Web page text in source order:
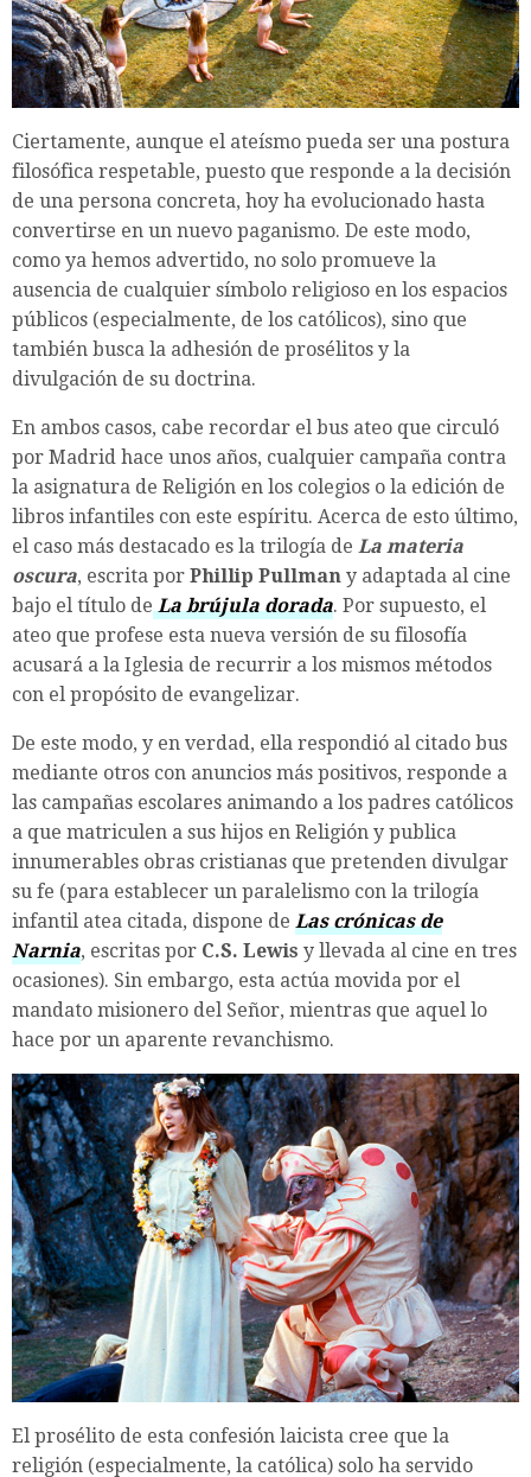
Ciertamente, aunque el ateísmo pueda ser una postura
filosófica respetable, puesto que responde a la decisión
de una persona concreta, hoy ha evolucionado hasta
convertirse en un nuevo paganismo. De este modo,
como ya hemos advertido, no solo promueve la
ausencia de cualquier símbolo religioso en los espacios
públicos (especialmente, de los católicos), sino que
también busca la adhesión de prosélitos y la
divulgación de su doctrina.
En ambos casos, cabe recordar el bus ateo que circuló
por Madrid hace unos años, cualquier campaña contra
la asignatura de Religión en los colegios o la edición de
libros infantiles con este espíritu. Acerca de esto último,
el caso más destacado es la trilogía de La materia
oscura, escrita por Phillip Pullman y adaptada al cine
bajo el título de La brújula dorada. Por supuesto, el
ateo que profese esta nueva versión de su filosofía
acusará a la Iglesia de recurrir a los mismos métodos
con el propósito de evangelizar.
De este modo, y en verdad, ella respondió al citado bus
mediante otros con anuncios más positivos, responde a
las campañas escolares animando a los padres católicos
a que matriculen a sus hijos en Religión y publica
innumerables obras cristianas que pretenden divulgar
su fe (para establecer un paralelismo con la trilogía
infantil atea citada, dispone de Las crónicas de
Narnia, escritas por C.S. Lewis y llevada al cine en tres
ocasiones). Sin embargo, esta actúa movida por el
mandato misionero del Señor, mientras que aquel lo
hace por un aparente revanchismo.
El prosélito de esta confesión laicista cree que la
religión (especialmente, la católica) solo ha servido